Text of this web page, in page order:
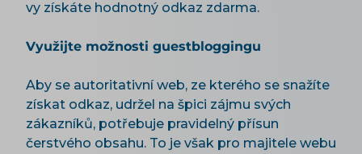
vy získáte hodnotný odkaz zdarma.
Využijte možnosti guestbloggingu
Aby se autoritativní web, ze kterého se snažíte
získat odkaz, udržel na špici zájmu svých
zákazníků, potřebuje pravidelný přísun
čerstvého obsahu. To je však pro majitele webu